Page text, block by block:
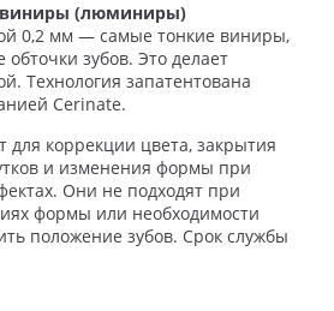
виниры (люминиры)
0,2 мм — самые тонкие виниры,
зубов. Это делает
Технология запатентована
Cerinate.
коррекции цвета, закрытия
и изменения формы при
Они не подходят при
формы или необходимости
положение зубов. Срок службы